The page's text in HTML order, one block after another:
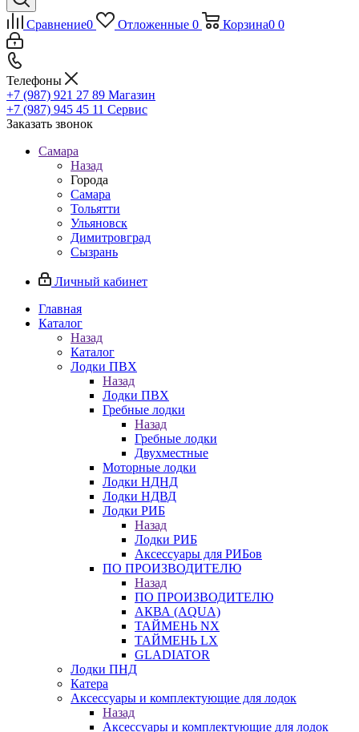
Сравнение0 Отложенные 0 Корзина0 0
Телефоны
+7 (987) 921 27 89 Магазин
+7 (987) 945 45 11 Сервис
Заказать звонок
Самара
Назад
Города
Самара
Тольятти
Ульяновск
Димитровград
Сызрань
Личный кабинет
Главная
Каталог
Назад
Каталог
Лодки ПВХ
Назад
Лодки ПВХ
Гребные лодки
Назад
Гребные лодки
Двухместные
Моторные лодки
Лодки НДНД
Лодки НДВД
Лодки РИБ
Назад
Лодки РИБ
Аксессуары для РИБов
ПО ПРОИЗВОДИТЕЛЮ
Назад
ПО ПРОИЗВОДИТЕЛЮ
АКВА (AQUA)
ТАЙМЕНЬ NX
ТАЙМЕНЬ LX
GLADIATOR
Лодки ПНД
Катера
Аксессуары и комплектующие для лодок
Назад
Аксессуары и комплектующие для лодок